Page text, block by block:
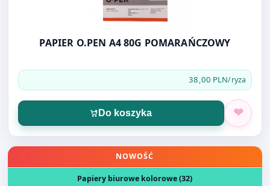
PAPIER O.PEN A4 80G POMARAŃCZOWY
38,00 PLN/ryza
Otwórz produkt: PAPIER O.PEN A4 80G ZIELONY 500k
NOWOŚĆ
Papiery biurowe kolorowe (32)